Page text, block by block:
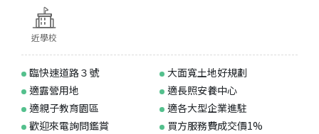
近學校
臨快速道路３號
大面寬土地好規劃
適露營用地
適長照安養中心
適親子教育園區
適各大型企業進駐
歡迎來電詢問鑑賞
買方服務費成交價1%